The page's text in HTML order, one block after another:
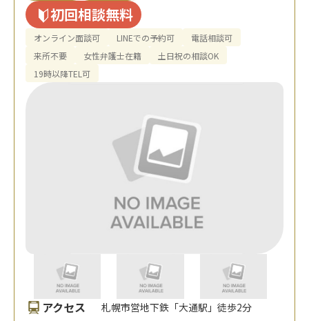
初回相談無料
オンライン面談可 LINEでの予約可
電話相談可
来所不要
女性弁護士在籍
土日祝の相談OK
19時以降TEL可
アクセス 札幌市営地下鉄「大通駅」徒歩2分